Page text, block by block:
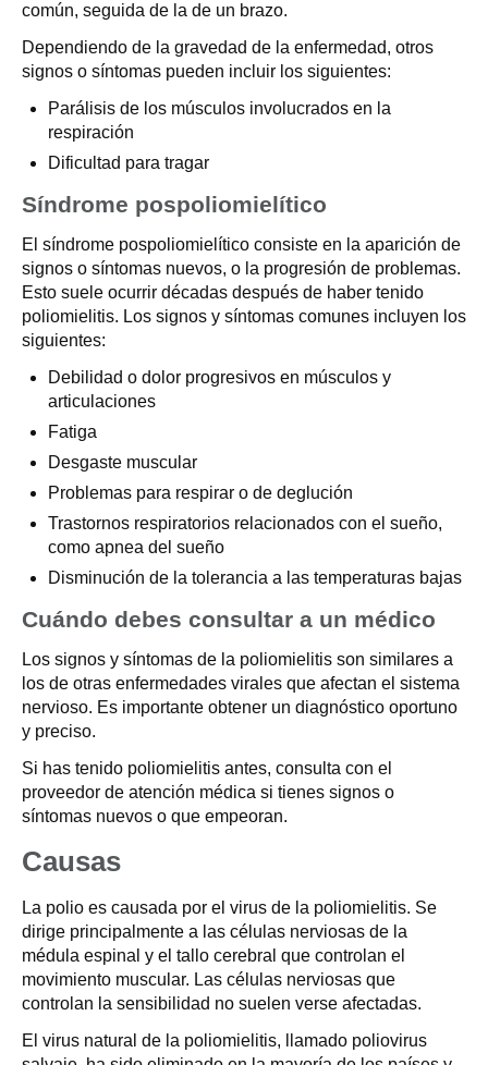
común, seguida de la de un brazo.
Dependiendo de la gravedad de la enfermedad, otros
signos o síntomas pueden incluir los siguientes:
Parálisis de los músculos involucrados en la
respiración
Dificultad para tragar
Síndrome pospoliomielítico
El síndrome pospoliomielítico consiste en la aparición de
signos o síntomas nuevos, o la progresión de problemas.
Esto suele ocurrir décadas después de haber tenido
poliomielitis. Los signos y síntomas comunes incluyen los
siguientes:
Debilidad o dolor progresivos en músculos y
articulaciones
Fatiga
Desgaste muscular
Problemas para respirar o de deglución
Trastornos respiratorios relacionados con el sueño,
como apnea del sueño
Disminución de la tolerancia a las temperaturas bajas
Cuándo debes consultar a un médico
Los signos y síntomas de la poliomielitis son similares a
los de otras enfermedades virales que afectan el sistema
nervioso. Es importante obtener un diagnóstico oportuno
y preciso.
Si has tenido poliomielitis antes, consulta con el
proveedor de atención médica si tienes signos o
síntomas nuevos o que empeoran.
Causas
La polio es causada por el virus de la poliomielitis. Se
dirige principalmente a las células nerviosas de la
médula espinal y el tallo cerebral que controlan el
movimiento muscular. Las células nerviosas que
controlan la sensibilidad no suelen verse afectadas.
El virus natural de la poliomielitis, llamado poliovirus